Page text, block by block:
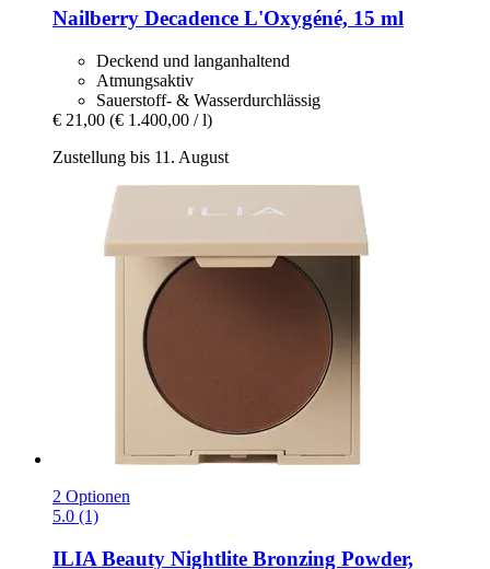
Nailberry Decadence L'Oxygéné, 15 ml
Deckend und langanhaltend
Atmungsaktiv
Sauerstoff- & Wasserdurchlässig
€ 21,00 (€ 1.400,00 / l)
Zustellung bis 11. August
2 Optionen
5.0 (1)
ILIA Beauty Nightlite Bronzing Powder,